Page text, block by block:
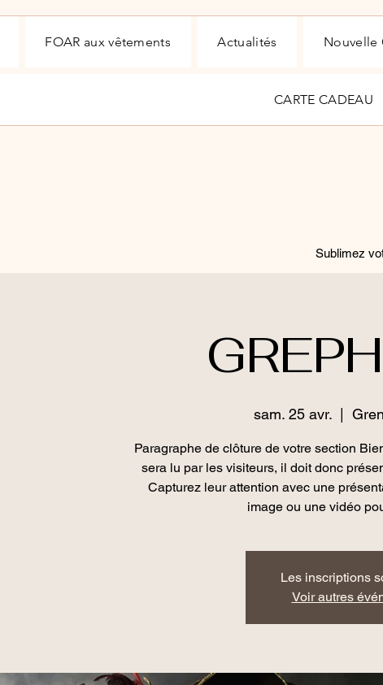
FOAR aux vêtements Actualités Nouvelle
CARTE CADEAU
sam. 25 avr.
Paragraphe de clôture de votre section
sera lu par les visiteurs, il doit donc
Capturez leur attention avec une
image ou une vidéo
Les inscriptions
Voir autres
Sublimez